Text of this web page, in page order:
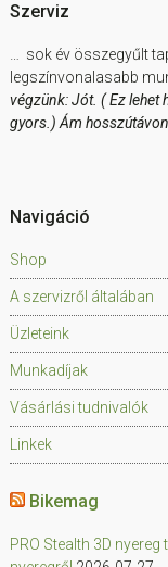
Szerviz
… sok év összegyűlt
legszínvonalasabb
végzünk: Jót. ( Ez lehet
gyors.) Ám
Navigáció
Shop
A szervizről általában
Üzleteink
Munkadíjak
Vásárlási tudnivalók
Linkek
Bikemag
PRO Stealth 3D